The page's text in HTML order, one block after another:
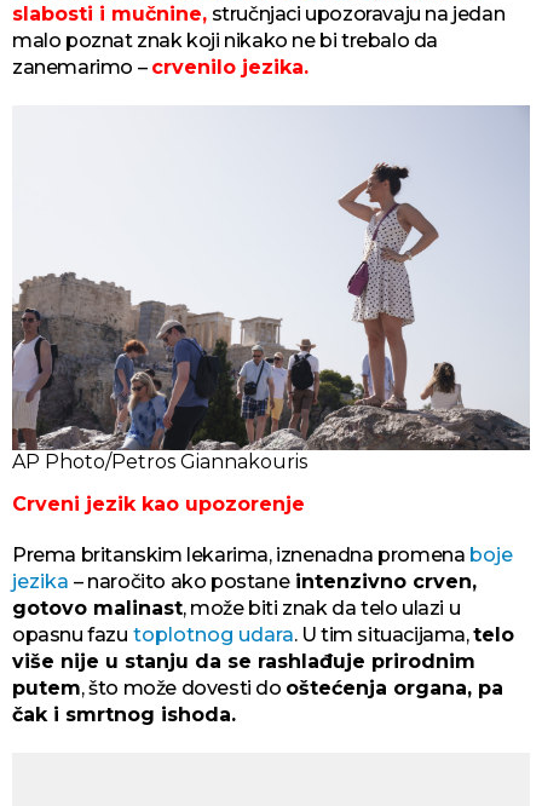
slabosti i mučnine, stručnjaci upozoravaju na jedan
malo poznat znak koji nikako ne bi trebalo da
zanemarimo – crvenilo jezika.
AP Photo/Petros Giannakouris
Crveni jezik kao upozorenje
Prema britanskim lekarima, iznenadna promena boje
jezika – naročito ako postaneintenzivno crven,
gotovo malinast, može biti znak da telo ulazi u
opasnu fazu toplotnog udara. U tim situacijama,telo
više nije u stanju da se rashlađuje prirodnim
putem, što može dovesti do oštećenja organa, pa
čak i smrtnog ishoda.